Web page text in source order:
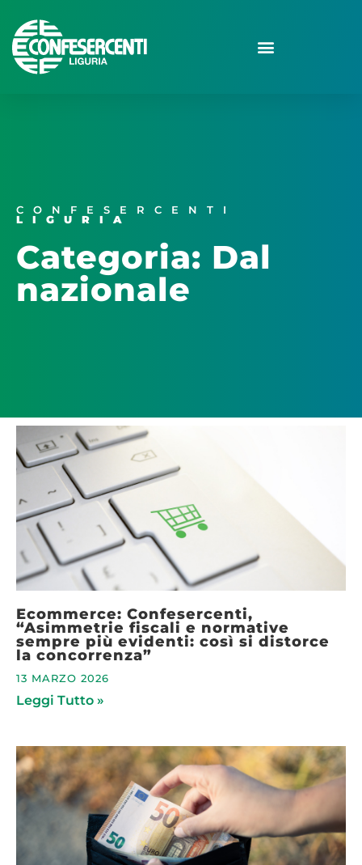
CONFESERCENTI
LIGURIA
Categoria: Dal
nazionale
Ecommerce: Confesercenti,
“Asimmetrie fiscali e normative
sempre più evidenti: così si distorce
la concorrenza”
13 MARZO 2026
Leggi Tutto »